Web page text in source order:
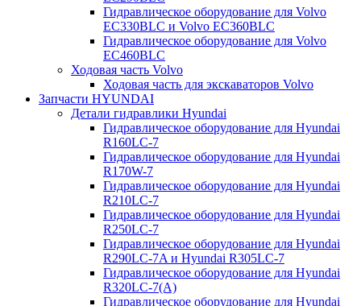
Гидравлическое оборудование для Volvo
EC330BLC и Volvo EC360BLC
Гидравлическое оборудование для Volvo
EC460BLC
Ходовая часть Volvo
Ходовая часть для экскаваторов Volvo
Запчасти HYUNDAI
Детали гидравлики Hyundai
Гидравлическое оборудование для Hyundai
R160LC-7
Гидравлическое оборудование для Hyundai
R170W-7
Гидравлическое оборудование для Hyundai
R210LC-7
Гидравлическое оборудование для Hyundai
R250LC-7
Гидравлическое оборудование для Hyundai
R290LC-7A и Hyundai R305LC-7
Гидравлическое оборудование для Hyundai
R320LC-7(A)
Гидравлическое оборудование для Hyundai